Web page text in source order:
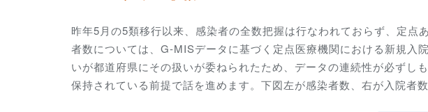
昨年5月の5類移行以来、感染者の全数把握は行なわれておらず、定点
者数については、 G-MISデータに基づく定点医療機関における新規入
いが都道府県にその扱いが委ねられたため、データの連続性が必ずし
保持されている前提で話を進めます。下図左が感染者数、右が入院者数